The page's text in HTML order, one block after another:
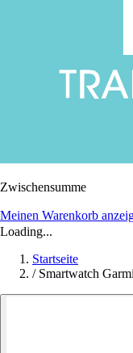
Zwischensumme
Meinen Warenkorb
Loading...
Startseite
/ Smartwatch